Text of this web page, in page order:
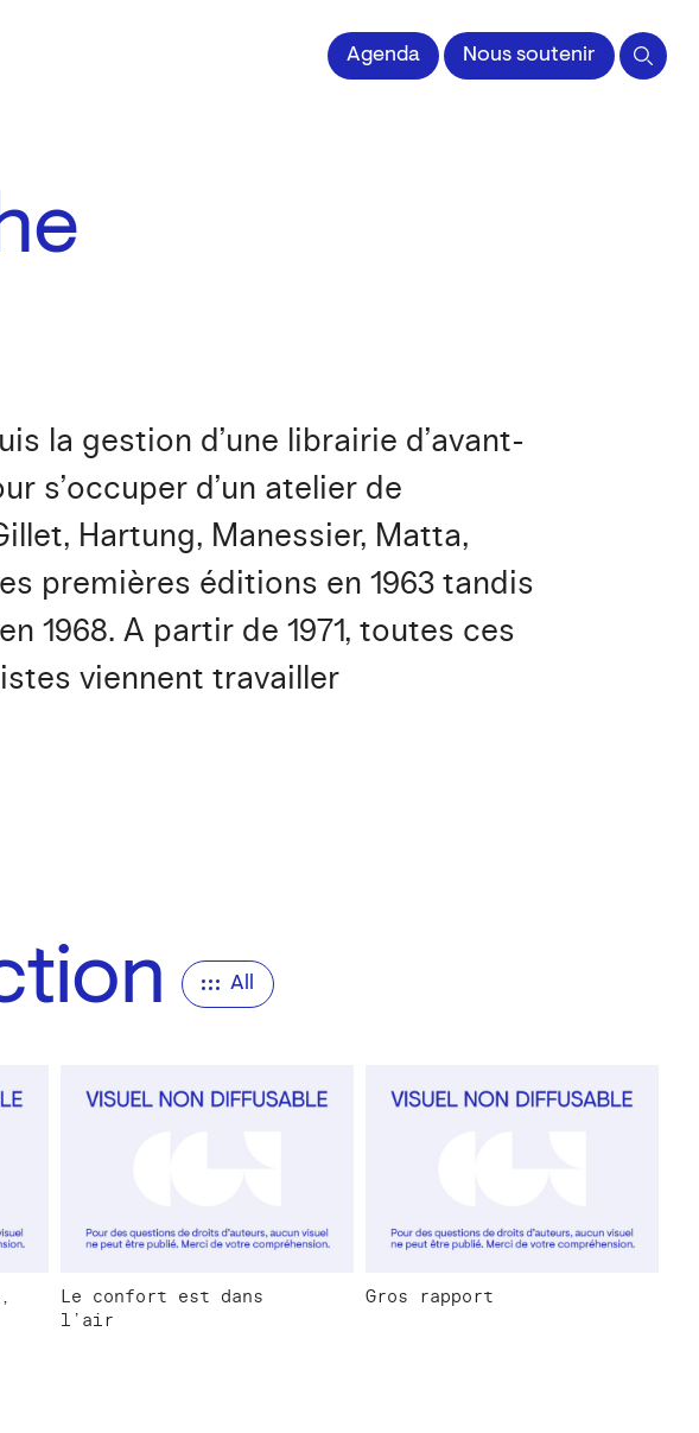
et de l'Image impriméeAgenda Nous soutenir
la gestion d’une librairie d’avant-
s’occuper d’un atelier de
Hartung, Manessier, Matta,
premières éditions en 1963 tandis
1968. A partir de 1971, toutes ces
viennent travailler
All
Le confort est dans
l’air
Gros rapport